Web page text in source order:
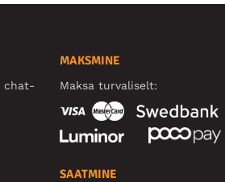
chat-
MAKSMINE
Maksa turvaliselt:
SAATMINE